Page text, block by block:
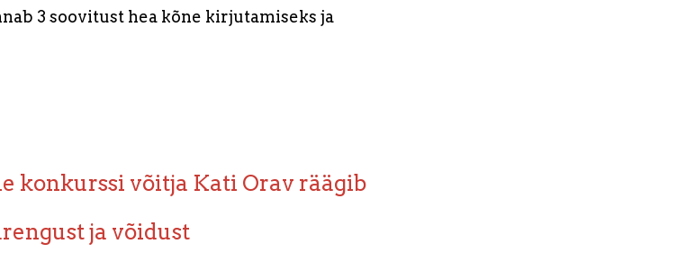
3 soovitust hea kõne kirjutamiseks ja
konkurssi võitja Kati Orav räägib
ja võidust